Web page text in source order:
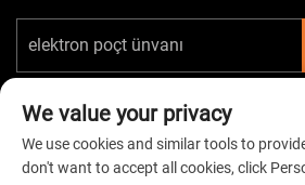
We value your privacy
We use cookies and similar tools to
don't want to accept all cookies, click